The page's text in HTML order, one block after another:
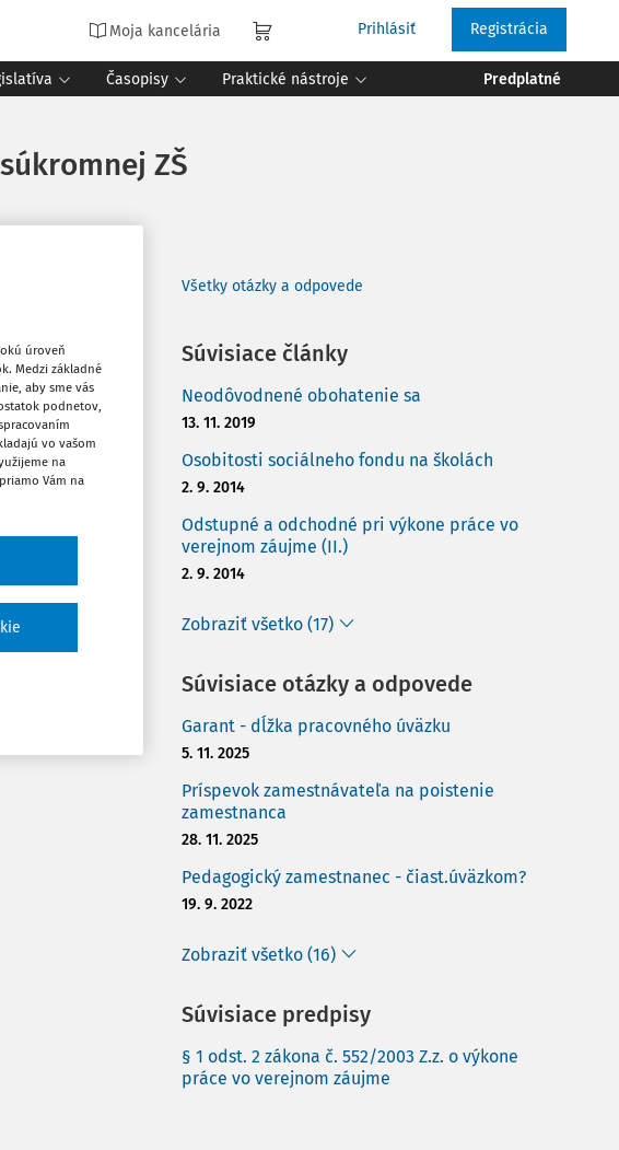
Moja kancelária Prihlásiť Registrácia
Časopisy Praktické nástroje Predplatné
ZŠ
Obľúbené
Stiahnuť
Všetky otázky a odpovede
Súvisiace články
Neodôvodnené obohatenie sa
13. 11. 2019
Osobitosti sociálneho fondu na školách
2. 9. 2014
Odstupné a odchodné pri výkone práce vo
verejnom záujme (II.)
2. 9. 2014
Zobraziť všetko (17)
Súvisiace otázky a odpovede
Garant - dĺžka pracovného úväzku
5. 11. 2025
Príspevok zamestnávateľa na poistenie
zamestnanca
28. 11. 2025
Pedagogický zamestnanec - čiast.úväzkom?
19. 9. 2022
Zobraziť všetko (16)
Súvisiace predpisy
§ 1 odst. 2 zákona č. 552/2003 Z.z. o výkone
práce vo verejnom záujme
úroveň
Medzi základné
aby sme vás
podnetov,
vo vašom
na
Vám na